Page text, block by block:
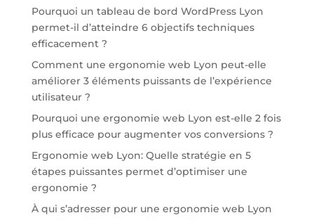
Pourquoi un tableau de bord WordPress Lyon
permet-il d’atteindre 6 objectifs techniques
efficacement ?
Comment une ergonomie web Lyon peut-elle
améliorer 3 éléments puissants de l’expérience
utilisateur ?
Pourquoi une ergonomie web Lyon est-elle 2 fois
plus efficace pour augmenter vos conversions ?
Ergonomie web Lyon: Quelle stratégie en 5
étapes puissantes permet d’optimiser une
ergonomie ?
À qui s’adresser pour une ergonomie web Lyon